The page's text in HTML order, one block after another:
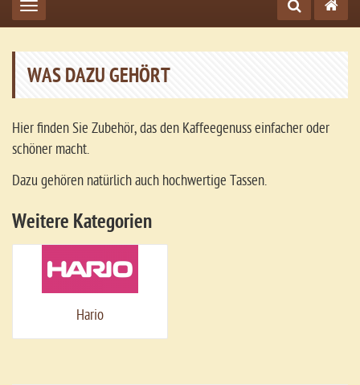
Toggle navigation
WAS DAZU GEHÖRT
Hier finden Sie Zubehör, das den Kaffeegenuss einfacher oder
schöner macht.
Dazu gehören natürlich auch hochwertige Tassen.
Weitere Kategorien
Hario